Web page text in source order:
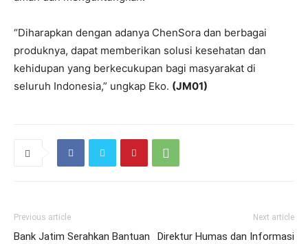
“Diharapkan dengan adanya ChenSora dan berbagai
produknya, dapat memberikan solusi kesehatan dan
kehidupan yang berkecukupan bagi masyarakat di
seluruh Indonesia,” ungkap Eko. (JM01)
Previous article
Bank Jatim Serahkan Bantuan
Next article
Direktur Humas dan Informasi